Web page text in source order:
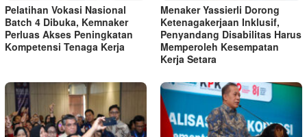
Pelatihan Vokasi Nasional
Batch 4 Dibuka, Kemnaker
Perluas Akses Peningkatan
Kompetensi Tenaga Kerja
Menaker Yassierli Dorong
Ketenagakerjaan Inklusif,
Penyandang Disabilitas Harus
Memperoleh Kesempatan
Kerja Setara